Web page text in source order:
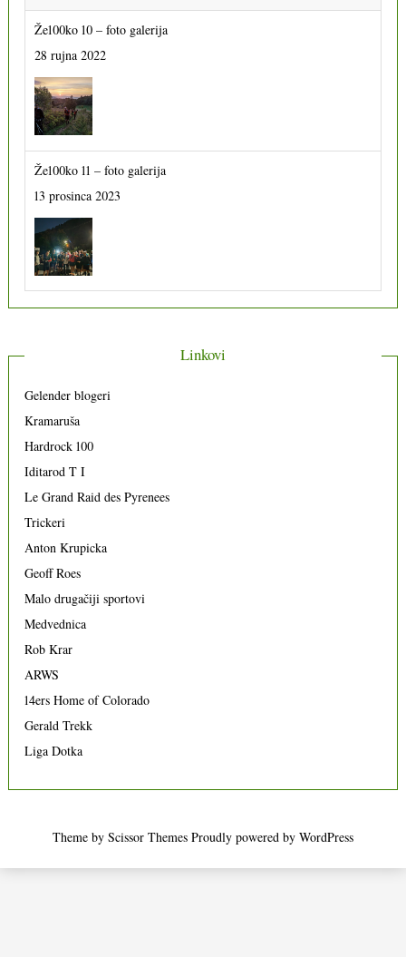
Že100ko 10 – foto galerija
28 rujna 2022
Že100ko 11 – foto galerija
13 prosinca 2023
Linkovi
Gelender blogeri
Kramaruša
Hardrock 100
Iditarod T I
Le Grand Raid des Pyrenees
Trickeri
Anton Krupicka
Geoff Roes
Malo drugačiji sportovi
Medvednica
Rob Krar
ARWS
14ers Home of Colorado
Gerald Trekk
Liga Dotka
Theme by Scissor Themes Proudly powered by WordPress